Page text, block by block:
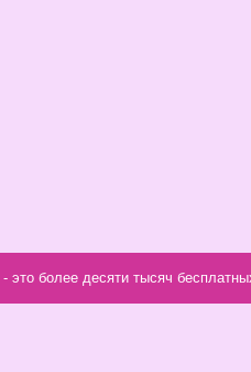
- это более десяти тысяч